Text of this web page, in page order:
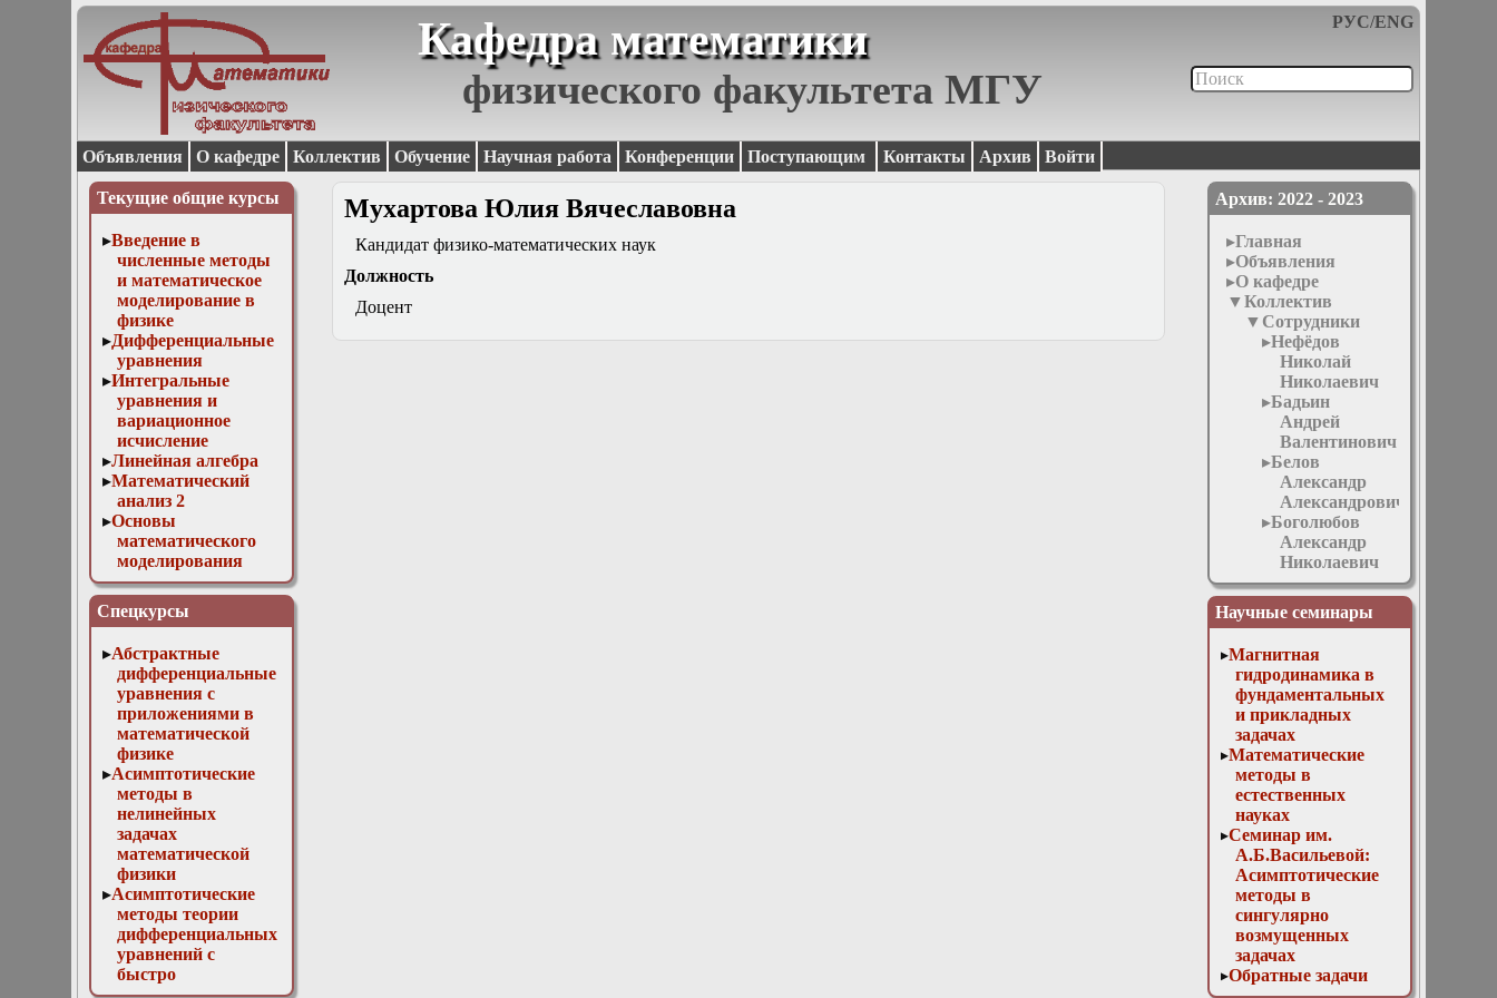
РУС/ENG
Кафедра математики
физического факультета МГУ
Объявления О кафедре Коллектив Обучение Научная работа Конференции Поступающим Контакты Архив Войти
Текущие общие курсы
Введение в
численные методы
и математическое
моделирование в
физике
Дифференциальные
уравнения
Интегральные
уравнения и
вариационное
исчисление
Линейная алгебра
Математический
анализ 2
Основы
математического
моделирования
Численные методы
в физике
Спецкурсы
Абстрактные
дифференциальные
уравнения с
приложениями в
математической
физике
Асимптотические
методы в
нелинейных
задачах
математической
физики
Асимптотические
методы теории
дифференциальных
уравнений с
быстро
осциллирующими
Архив: 2022 - 2023
Главная
Объявления
О кафедре
Коллектив
Сотрудники
Нефёдов
Николай
Николаевич
Бадьин
Андрей
Валентинович
Белов
Александр
Александрович
Боголюбов
Александр
Николаевич
Боголюбов
Николай
Александрович
Леонид
Васильевич
Букжалёв
Евгений
Евгеньевич
Бутузова
Мария
Валентиновна
Быков
Алексей
Александрович
Волков
Владимир
Тарасович
Волкова
Марина
Николаевна
Научные семинары
Магнитная
гидродинамика в
фундаментальных
и прикладных
задачах
Математические
методы в
естественных
науках
Семинар им.
А.Б.Васильевой:
Асимптотические
методы в
сингулярно
возмущенных
задачах
Обратные задачи
Мухартова Юлия Вячеславовна
Кандидат физико-математических наук
Должность
Доцент